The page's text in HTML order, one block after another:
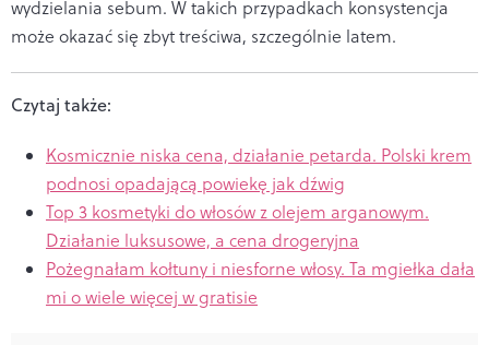
wydzielania sebum. W takich przypadkach konsystencja
może okazać się zbyt treściwa, szczególnie latem.
Czytaj także:
Kosmicznie niska cena, działanie petarda. Polski krem
podnosi opadającą powiekę jak dźwig
Top 3 kosmetyki do włosów z olejem arganowym.
Działanie luksusowe, a cena drogeryjna
Pożegnałam kołtuny i niesforne włosy. Ta mgiełka dała
mi o wiele więcej w gratisie